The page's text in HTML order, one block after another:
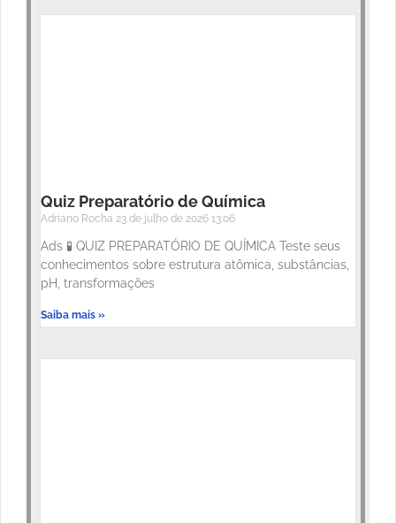
Quiz Preparatório de Química
Adriano Rocha 23 de julho de 2026 13:06
Ads 🧪 QUIZ PREPARATÓRIO DE QUÍMICA Teste seus
conhecimentos sobre estrutura atômica, substâncias,
pH, transformações
Saiba mais »